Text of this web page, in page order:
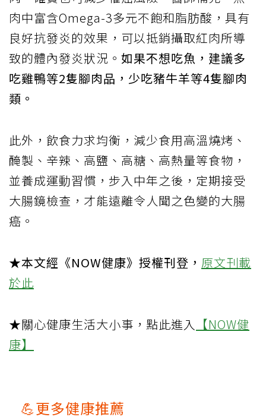
肉中富含Omega-3多元不飽和脂肪酸，具有
良好抗發炎的效果，可以抵銷攝取紅肉所導
致的體內發炎狀況。 如果不想吃魚，建議多
吃雞鴨等2隻腳肉品，少吃豬牛羊等4隻腳肉
類。
此外，飲食力求均衡，減少食用高溫燒烤、
醃製、辛辣、高鹽、高糖、高熱量等食物，
並養成運動習慣，步入中年之後，定期接受
大腸鏡檢查，才能遠離令人聞之色變的大腸
癌。
★本文經《NOW健康》授權刊登， 原文刊載
於此
★關心健康生活大小事，點此進入 【NOW健
康】
💪更多健康推薦